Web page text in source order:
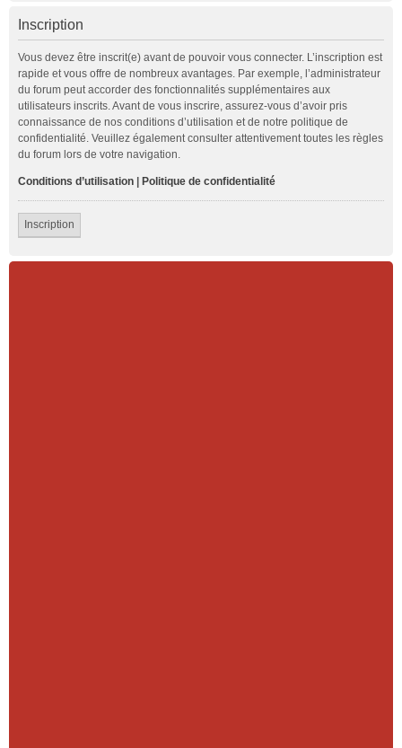
Inscription
Vous devez être inscrit(e) avant de pouvoir vous connecter. L’inscription est
rapide et vous offre de nombreux avantages. Par exemple, l’administrateur
du forum peut accorder des fonctionnalités supplémentaires aux
utilisateurs inscrits. Avant de vous inscrire, assurez-vous d’avoir pris
connaissance de nos conditions d’utilisation et de notre politique de
confidentialité. Veuillez également consulter attentivement toutes les règles
du forum lors de votre navigation.
Conditions d’utilisation Politique de confidentialité
Inscription